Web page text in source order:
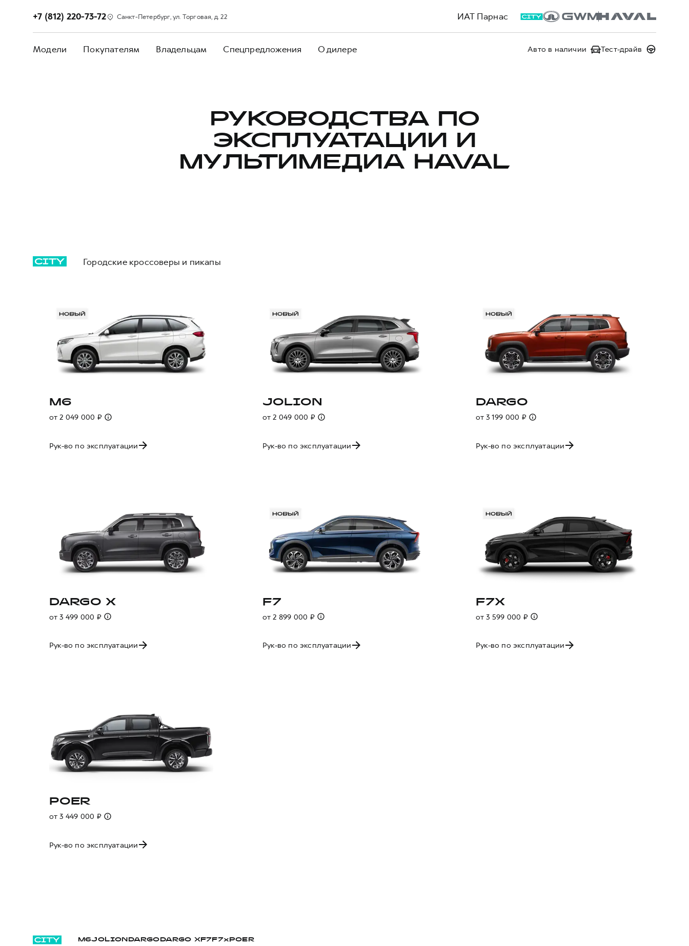
ИАТ Парнас
+7 (812) 220-73-72 Санкт-Петербург, ул. Торговая, д. 22
Модели Покупателям Владельцам Спецпредложения О дилере Авто в наличии Тест-драйв
РУКОВОДСТВА ПО
ЭКСПЛУАТАЦИИ И
МУЛЬТИМЕДИА HAVAL
Городские кроссоверы и пикапы
M6
от 2 049 000 ₽
Рук-во по эксплуатации
JOLION
от 2 049 000 ₽
Рук-во по эксплуатации
DARGO
от 3 199 000 ₽
Рук-во по эксплуатации
DARGO X
от 3 499 000 ₽
Рук-во по эксплуатации
F7
от 2 899 000 ₽
Рук-во по эксплуатации
F7X
от 3 599 000 ₽
Рук-во по эксплуатации
POER
от 3 449 000 ₽
Рук-во по эксплуатации
M6JOLION DARGO DARGO Х F7 F7x POER